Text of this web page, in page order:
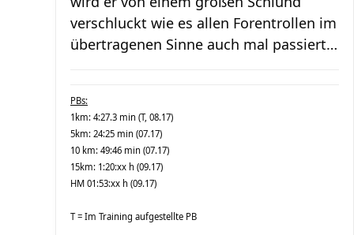
verschluckt wie es allen Forentrollen im
übertragenen Sinne auch mal passiert…
PBs:
1km: 4:27.3 min (T, 08.17)
5km: 24:25 min (07.17)
10 km: 49:46 min (07.17)
15km: 1:20:xx h (09.17)
HM 01:53:xx h (09.17)
T = Im Training aufgestellte PB